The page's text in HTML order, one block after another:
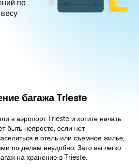
багажа Trieste
в аэропорт Trieste и хотите начать
быть непросто, если нет
в отель или съемное жилье,
по делам неудобно. Зато вы легко
на хранение в Trieste.